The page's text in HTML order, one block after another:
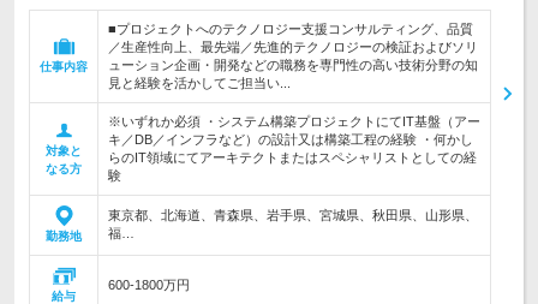
仕事内容
■プロジェクトへのテクノロジー支援コンサルティング、品質
／生産性向上、最先端／先進的テクノロジーの検証およびソリ
ューション企画・開発などの職務を専門性の高い技術分野の知
見と経験を活かしてご担当い...
対象と
なる方
※いずれか必須 ・システム構築プロジェクトにてIT基盤（アー
キ／DB／インフラなど）の設計又は構築工程の経験 ・何かし
らのIT領域にてアーキテクトまたはスペシャリストとしての経
験
勤務地
東京都、北海道、青森県、岩手県、宮城県、秋田県、山形県、
福…
給与
600-1800万円